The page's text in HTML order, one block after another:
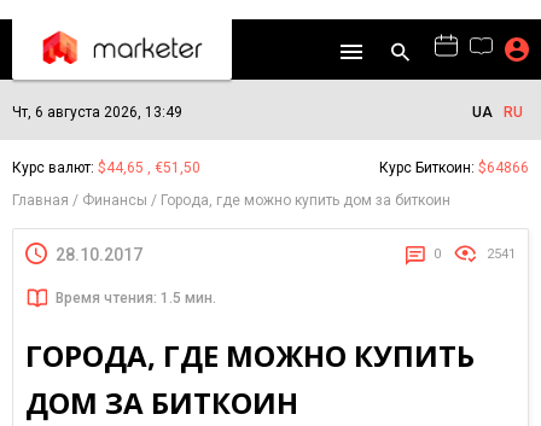
Чт, 6 августа 2026, 13:49 UA RU
Курс валют: $44,65 , €51,50 Курс Биткоин: $64866
Главная
Финансы Города, где можно купить дом за биткоин
28.10.2017 0 2541
Время чтения: 1.5 мин.
ГОРОДА, ГДЕ МОЖНО КУПИТЬ
ДОМ ЗА БИТКОИН